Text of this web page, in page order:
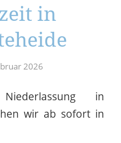
in
2026
in
wir ab sofort in